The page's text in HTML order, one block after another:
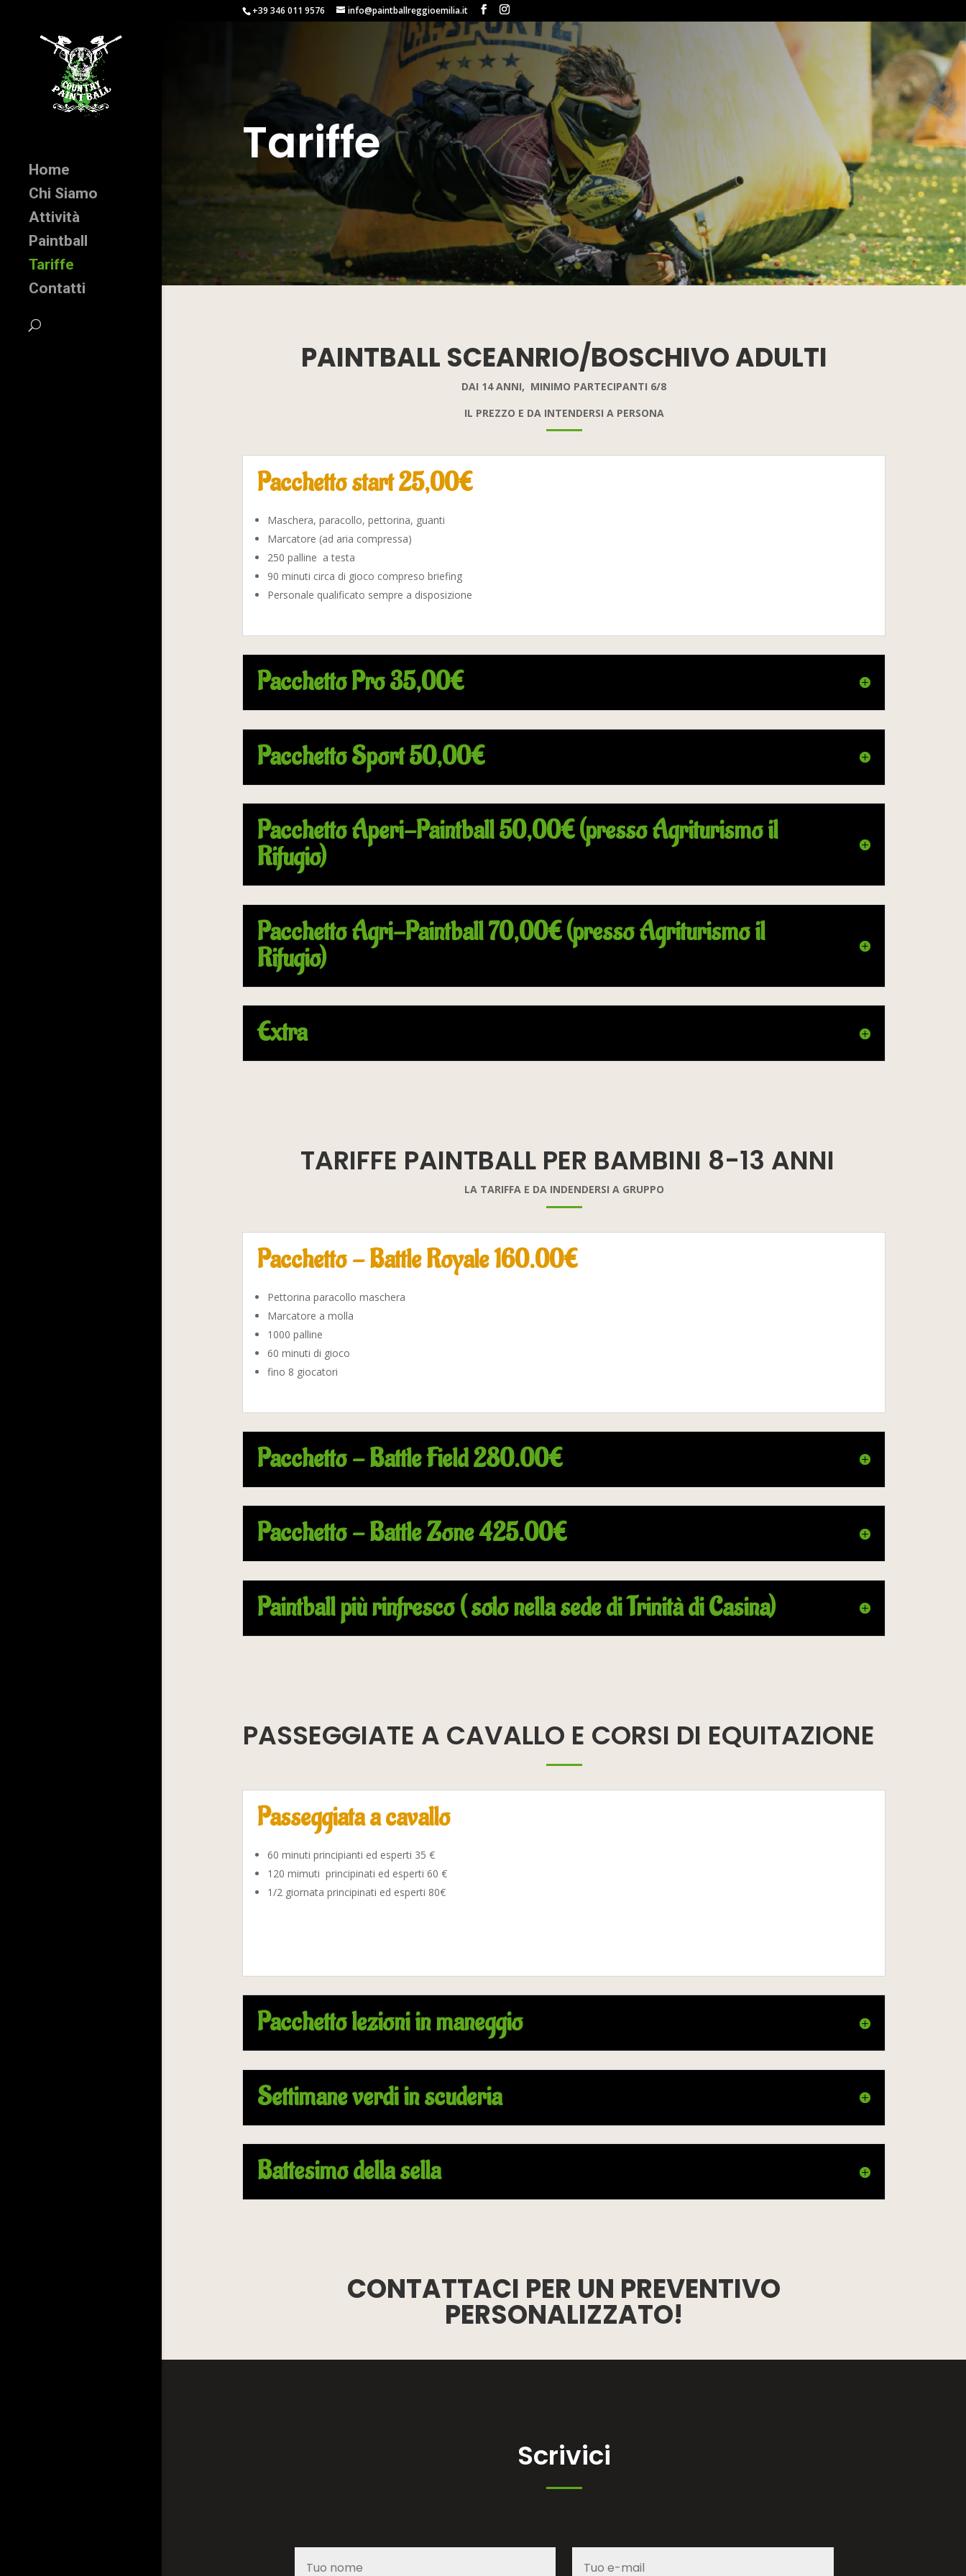
+39 346 011 9576 info@paintballreggioemilia.it
Home
Chi Siamo
Attività
Paintball
Tariffe
Contatti
Tariffe
PAINTBALL SCEANRIO/BOSCHIVOADULTI
DAI 14 ANNI, MINIMO PARTECIPANTI 6/8
IL PREZZO E DA INTENDERSI A PERSONA
Pacchetto start 25,00€
Maschera, paracollo, pettorina, guanti
Marcatore (ad aria compressa)
250 palline a testa
90 minuti circa di gioco compreso briefing
Personale qualificato sempre a disposizione
Pacchetto Pro 35,00€
Pacchetto Sport 50,00€
Pacchetto Aperi-Paintball 50,00€ (presso Agriturismo il
Rifugio)
Pacchetto Agri-Paintball 70,00€ (presso Agriturismo il
Rifugio)
Extra
TARIFFE PAINTBALL PER BAMBINI 8-13 ANNI
LA TARIFFA E DA INDENDERSI A GRUPPO
Pacchetto - Battle Royale 160.00€
Pettorina paracollo maschera
Marcatore a molla
1000 palline
60 minuti di gioco
fino 8 giocatori
Pacchetto - Battle Field 280.00€
Pacchetto - Battle Zone 425.00€
Paintball più rinfresco ( solo nella sede di Trinità di Casina)
PASSEGGIATE A CAVALLO E CORSI DI EQUITAZIONE
Passeggiata a cavallo
60 minuti principianti ed esperti 35 €
120 mimuti principinati ed esperti 60 €
1/2 giornata principinati ed esperti 80€
Pacchetto lezioni in maneggio
Settimane verdi in scuderia
Battesimo della sella
CONTATTACI PER UN PREVENTIVO
PERSONALIZZATO!
Scrivici